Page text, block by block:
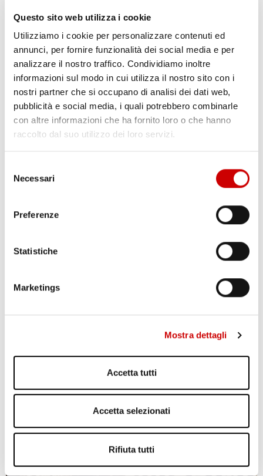
Questo sito web utilizza i cookie
Utilizziamo i cookie per personalizzare contenuti ed
annunci, per fornire funzionalità dei social media e per
analizzare il nostro traffico. Condividiamo inoltre
informazioni sul modo in cui utilizza il nostro sito con i
nostri partner che si occupano di analisi dei dati web,
pubblicità e social media, i quali potrebbero combinarle
con altre informazioni che ha fornito loro o che hanno
raccolto dal suo utilizzo dei loro servizi.
delNecessari
Preferenze
Statistiche
Marketings
Mostra dettagli
Accetta tutti
Accetta selezionati
Rifiuta tutti
MINISTRO PIANTEDOSI A POZZUOLI
Leggi l'articolo
BRADISISMO